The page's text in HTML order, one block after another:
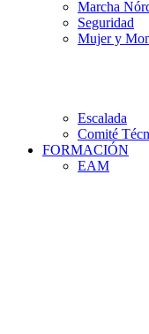
Marcha
Seguridad
Mujer y
Escalada
Comité
FORMACIÓN
EAM